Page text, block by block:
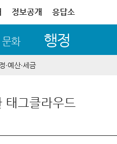
정보공개 응답소
문화 행정
∙예산∙세금
태그클라우드